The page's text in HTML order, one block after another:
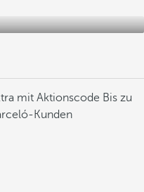
mit Aktionscode Bis zu
Kunden